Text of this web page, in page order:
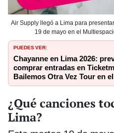
Air Supply llegó a Lima para
19 de mayo en el
PUEDES VER:
Chayanne en Lima 2026:
comprar entradas en
Bailemos Otra Vez Tour en
Perú
¿Qué canciones
Lima?